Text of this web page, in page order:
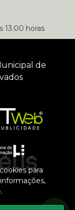
para
13:00 horas
de